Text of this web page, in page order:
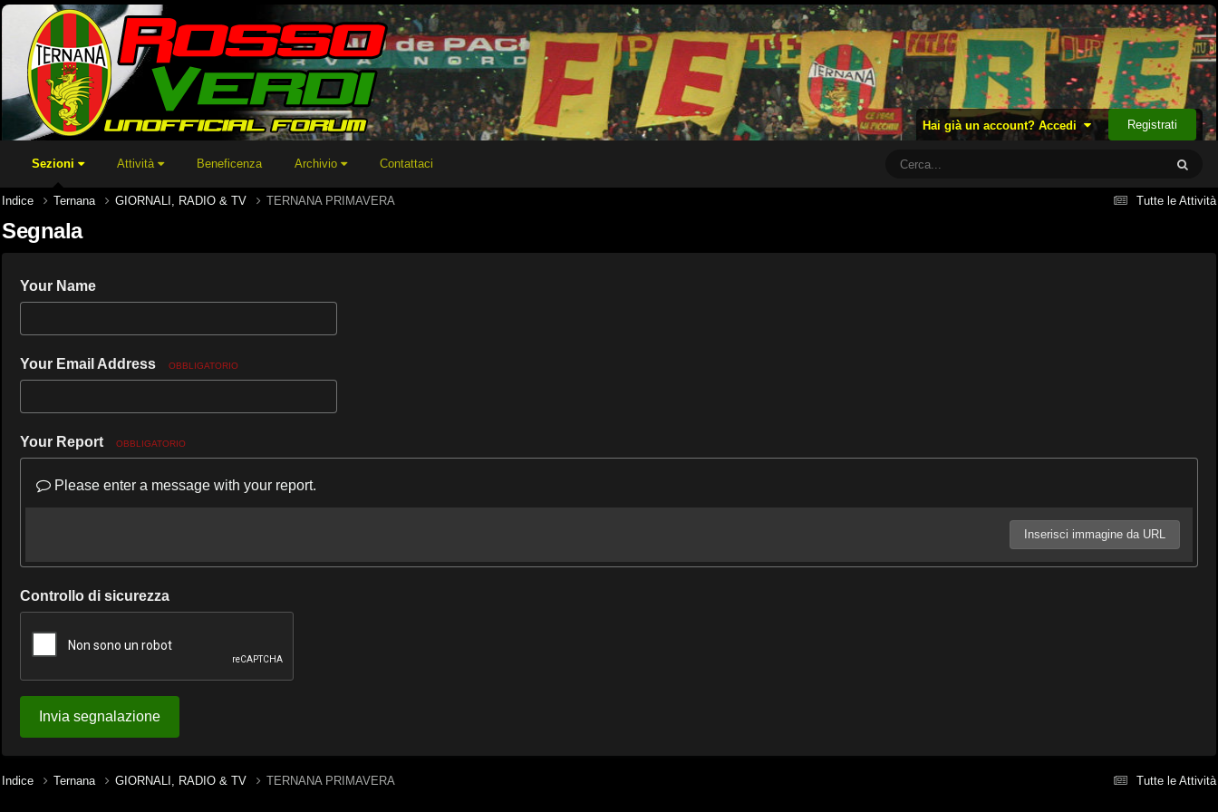
Hai già un account? Accedi Registrati
Sezioni Attività Beneficenza Archivio Contattaci
Tutte le Attività
Indice Ternana GIORNALI, RADIO & TV TERNANA PRIMAVERA
Segnala
Your Name
Your Email Address OBBLIGATORIO
Your Report OBBLIGATORIO
Please enter a message with your report.
Inserisci immagine da URL
Controllo di sicurezza
Invia segnalazione
Tutte le Attività
Indice Ternana GIORNALI, RADIO & TV TERNANA PRIMAVERA